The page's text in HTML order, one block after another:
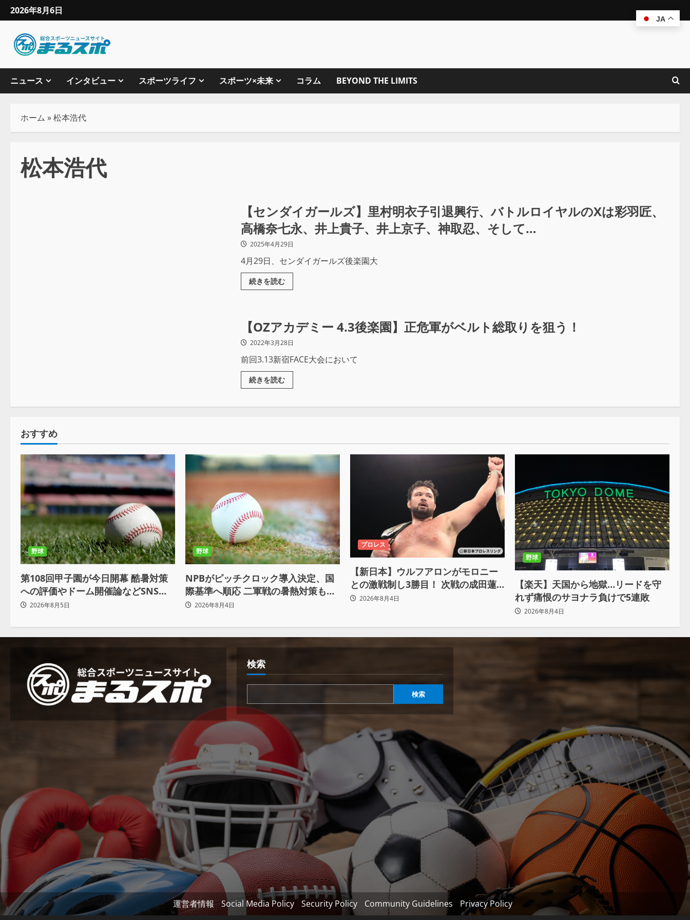
2026年8月6日
ニュース インタビュー スポーツライフ スポーツ×未来 コラム BEYOND THE LIMITS
ホーム »松本浩代
松本浩代
【センダイガールズ】里村明衣子引退興行、バトルロイヤルのXは彩羽匠、
高橋奈七永、井上貴子、井上京子、神取忍、そして…
2025年4月29日
4月29日、センダイガールズ後楽園大
続きを読む
【OZアカデミー 4.3後楽園】正危軍がベルト総取りを狙う！￼
2022年3月28日
前回3.13新宿FACE大会において
続きを読む
おすすめ
野球
第108回甲子園が今日開幕 酷暑対策
への評価やドーム開催論などSNSで
議論も
2026年8月5日
野球
NPBがピッチクロック導入決定、国
際基準へ順応 二軍戦の暑熱対策も柔
軟運用へ
2026年8月4日
プロレス
【新日本】ウルフアロンがモロニー
との激戦制し3勝目！ 次戦の成田蓮
へ宣言「アイツの王道を俺の王道で
2026年8月4日
野球
【楽天】天国から地獄…リードを守
れず痛恨のサヨナラ負けで5連敗
2026年8月4日
検索
検索
運営者情報 Social Media Policy Security Policy Community Guidelines Privacy Policy
JA